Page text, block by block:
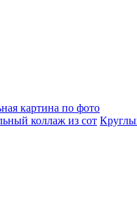
картина по фото
коллаж из сот